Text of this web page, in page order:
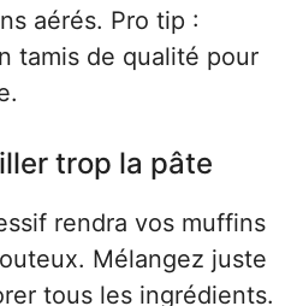
aérés. Pro tip :
tamis de qualité pour
trop la pâte
rendra vos muffins
Mélangez juste
tous les ingrédients.